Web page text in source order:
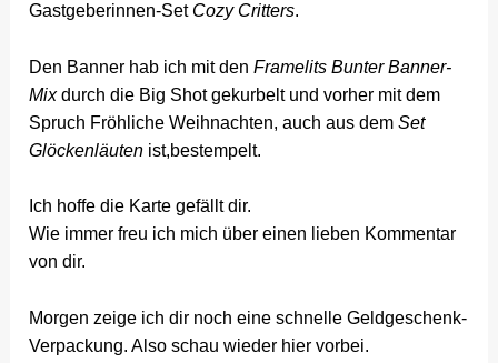
Gastgeberinnen-Set Cozy Critters.
Den Banner hab ich mit den Framelits Bunter Banner-
Mixdurch die Big Shot gekurbelt und vorher mit dem
Spruch Fröhliche Weihnachten, auch aus demSet
Glöckenläuten ist,bestempelt.
Ich hoffe die Karte gefällt dir.
Wie immer freu ich mich über einen lieben Kommentar
von dir.
Morgen zeige ich dir noch eine schnelle Geldgeschenk-
Verpackung. Also schau wieder hier vorbei.